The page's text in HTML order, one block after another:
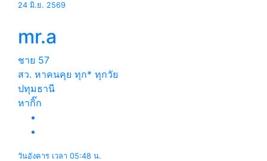
24 มิ.ย. 2569
mr.a
ชาย 57
สว. หาคนคุย ทุก* ทุกวัย
ปทุมธานี
หากิ๊ก
วันอังคาร เวลา 05:48 น.